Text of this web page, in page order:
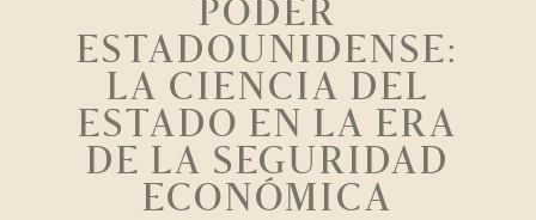
PODER
ESTADOUNIDENSE:
LA CIENCIA DEL
ESTADO EN LA ERA
DE LA SEGURIDAD
ECONÓMICA